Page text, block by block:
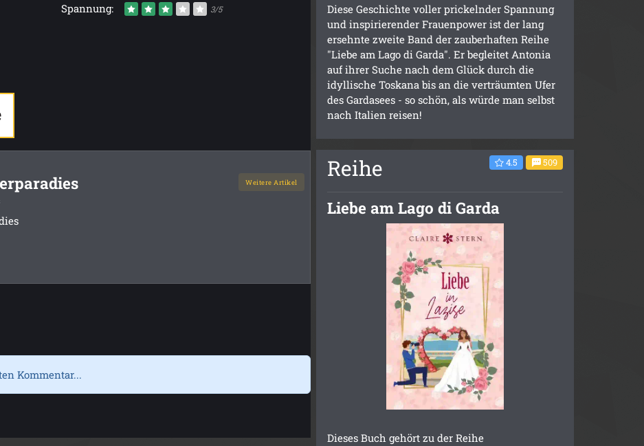
Spannung: 3/5
Weitere Artikel
Kommentar...
Diese Geschichte voller prickelnder Spannung
und inspirierender Frauenpower ist der lang
ersehnte zweite Band der zauberhaften Reihe
"Liebe am Lago di Garda". Er begleitet Antonia
auf ihrer Suche nach dem Glück durch die
idyllische Toskana bis an die verträumten Ufer
des Gardasees - so schön, als würde man selbst
nach Italien reisen!
Reihe 4.5 509
Liebe am Lago di Garda
Dieses Buch gehört zu der Reihe